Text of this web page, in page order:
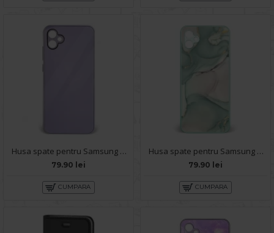
Husa spate pentru Samsung Galaxy A04E- Lito Case Mov
79.90 lei
CUMPARA
Husa spate pentru Samsung Galaxy A04E - Deli Case Turcoaz
79.90 lei
CUMPARA